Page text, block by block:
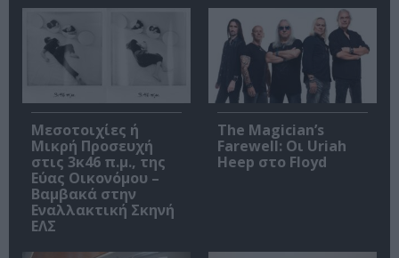
Μεσοτοιχίες ή
Μικρή Προσευχή
στις 3κ46 π.μ., της
Εύας Οικονόμου –
Βαμβακά στην
Εναλλακτική Σκηνή
ΕΛΣ
The Magician’s
Farewell: Οι Uriah
Heep στο Floyd